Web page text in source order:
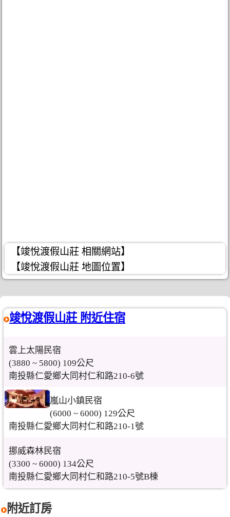
【竣悅渡假山莊 相關網站】
【竣悅渡假山莊 地圖位置】
竣悅渡假山莊 附近住宿
雲上太陽民宿
(3880 ~ 5800) 109公尺
南投縣仁愛鄉大同村仁和路210-6號
嵐山小鎮民宿
(6000 ~ 6000) 129公尺
南投縣仁愛鄉大同村仁和路210-1號
挪威森林民宿
(3300 ~ 6000) 134公尺
南投縣仁愛鄉大同村仁和路210-5號B棟
附近訂房